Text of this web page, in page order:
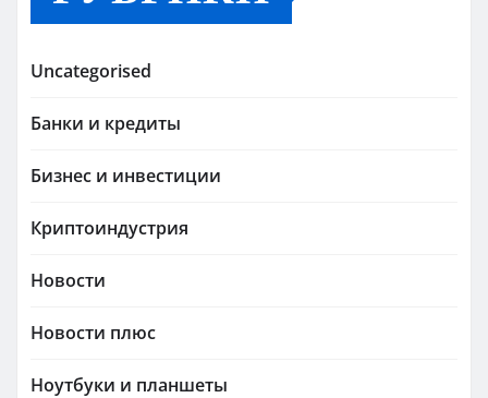
Uncategorised
Банки и кредиты
Бизнес и инвестиции
Криптоиндустрия
Новости
Новости плюс
Ноутбуки и планшеты